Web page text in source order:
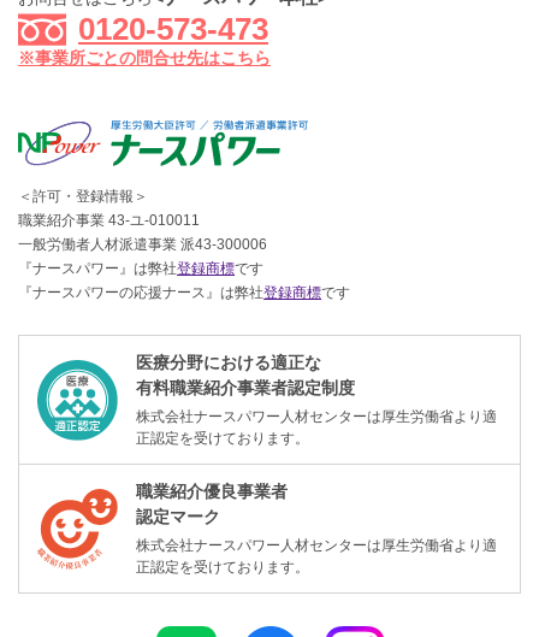
0120-573-473
※事業所ごとの問合せ先はこちら
＜許可・登録情報＞
職業紹介事業 43-ユ-010011
一般労働者人材派遣事業 派43-300006
『ナースパワー』は弊社登録商標です
『ナースパワーの応援ナース』は弊社登録商標です
医療分野における適正な
有料職業紹介事業者認定制度
株式会社ナースパワー人材センターは厚生労働省より適
正認定を受けております。
職業紹介優良事業者
認定マーク
株式会社ナースパワー人材センターは厚生労働省より適
正認定を受けております。